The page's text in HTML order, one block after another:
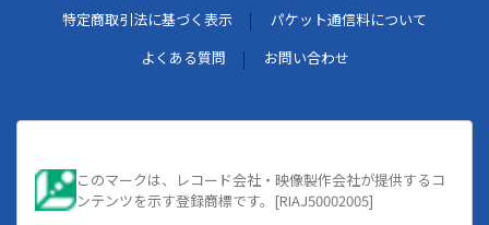
特定商取引法に基づく表示
パケット通信料について
よくある質問
お問い合わせ
このマークは、レコード会社・映像製作会社が提供するコ
ンテンツを示す登録商標です。[RIAJ50002005]